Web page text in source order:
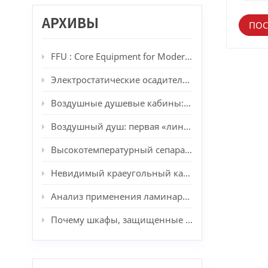
АРХИВЫ
FFU : Core Equipment for Modern Cleanrooms
Электростатические осадители против HEPA-фильтров: когда моющаяся фильтрация превосходит одноразовые фильтрующие материалы.
Воздушные душевые кабины: «хранители» чистых помещений.
Воздушный душ: первая «линия защиты от очистки» для чистых помещений.
Высокотемпературный сепараторный фильтр KLC, выдерживающий температуру до 450°C: решение проблем высокотемпературной фильтрации в покраске распылением и автомобильной промышленности.
Невидимый краеугольный камень: технологии чистых помещений, отрасль и будущие тенденции.
Анализ применения ламинарных боксов в различных отраслях промышленности: от основных принципов до практических сценариев.
Почему шкафы, защищенные от пыли, необходимы в чистых помещениях?